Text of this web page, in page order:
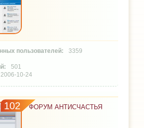
3359
501
2006-10-24
102 ФОРУМ АНТИСЧАСТЬЯ